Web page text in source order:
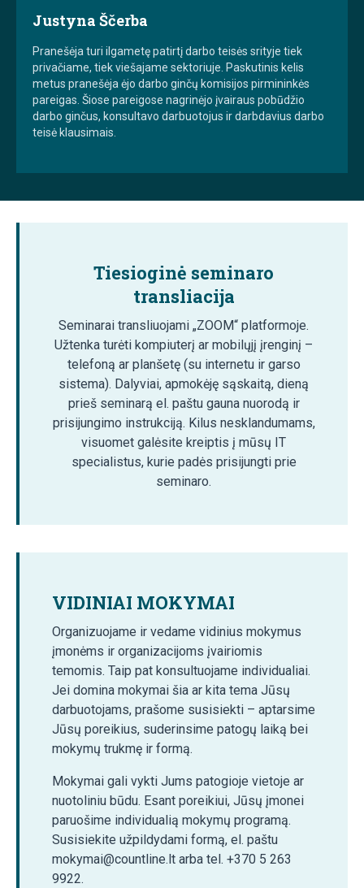
Justyna Ščerba
Pranešėja turi ilgametę patirtį darbo teisės srityje tiek
privačiame, tiek viešajame sektoriuje. Paskutinis kelis
metus pranešėja ėjo darbo ginčų komisijos pirmininkės
pareigas. Šiose pareigose nagrinėjo įvairaus pobūdžio
darbo ginčus, konsultavo darbuotojus ir darbdavius darbo
teisė klausimais.
Tiesioginė seminaro
transliacija
Seminarai transliuojami „ZOOM“ platformoje.
Užtenka turėti kompiuterį ar mobilųjį įrenginį –
telefoną ar planšetę (su internetu ir garso
sistema). Dalyviai, apmokėję sąskaitą, dieną
prieš seminarą el. paštu gauna nuorodą ir
prisijungimo instrukciją. Kilus nesklandumams,
visuomet galėsite kreiptis į mūsų IT
specialistus, kurie padės prisijungti prie
seminaro.
VIDINIAI MOKYMAI
Organizuojame ir vedame vidinius mokymus
įmonėms ir organizacijoms įvairiomis
temomis. Taip pat konsultuojame individualiai.
Jei domina mokymai šia ar kita tema Jūsų
darbuotojams, prašome susisiekti – aptarsime
Jūsų poreikius, suderinsime patogų laiką bei
mokymų trukmę ir formą.
Mokymai gali vykti Jums patogioje vietoje ar
nuotoliniu būdu. Esant poreikiui, Jūsų įmonei
paruošime individualią mokymų programą.
Susisiekite užpildydami formą, el. paštu
mokymai@countline.lt arba tel. +370 5 263
9922.